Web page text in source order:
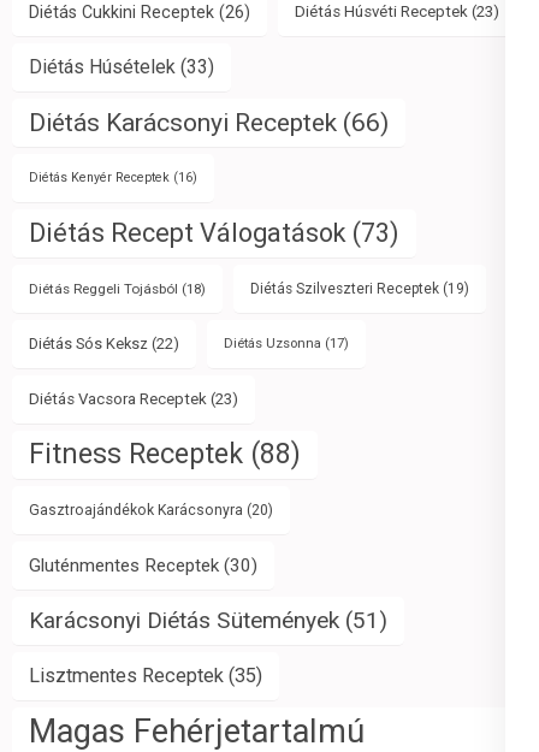
Diétás Cukkini Receptek (26) Diétás Húsvéti Receptek (23)
Diétás Húsételek (33)
Diétás Karácsonyi Receptek (66)
Diétás Kenyér Receptek (16)
Diétás Recept Válogatások (73)
Diétás Reggeli Tojásból (18) Diétás Szilveszteri Receptek (19)
Diétás Sós Keksz (22) Diétás Uzsonna (17)
Diétás Vacsora Receptek (23)
Fitness Receptek (88)
Gasztroajándékok Karácsonyra (20)
Gluténmentes Receptek (30)
Karácsonyi Diétás Sütemények (51)
Lisztmentes Receptek (35)
Magas Fehérjetartalmú